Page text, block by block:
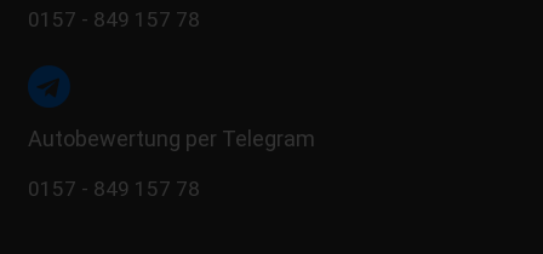
0157 - 849 157 78
Autobewertung per Telegram
0157 - 849 157 78